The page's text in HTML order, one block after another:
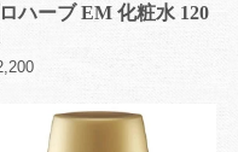
ハーブ EM 化粧水 120